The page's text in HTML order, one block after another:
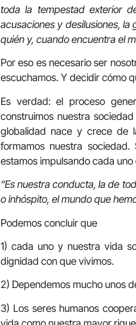
toda la tempestad exterior
acusaciones y desilusiones,
quién y, cuando encuentra el
Por eso es necesario ser
escuchamos. Y decidir cómo
Es verdad: el proceso
construimos nuestra
globalidad nace y crece de
formamos nuestra
estamos impulsando cada
“Es nuestra conducta, la de
o inhóspito, el mundo que
Podemos concluir que
1) cada uno y nuestra vida
dignidad con que vivimos.
2) Dependemos mucho unos
3) Los seres humanos